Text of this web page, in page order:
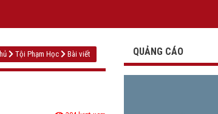
Tội Phạm Học Bài viết QUẢNG CÁO